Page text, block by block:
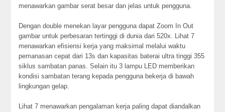
menawarkan gambar serat besar dan jelas untuk pengguna.
Dengan double menekan layar pengguna dapat Zoom In Out
gambar untuk perbesaran tertinggi di dunia dari 520x. Lihat 7
menawarkan efisiensi kerja yang maksimal melalui waktu
pemanasan cepat dari 13s dan kapasitas baterai ultra tinggi 355
siklus sambatan panas. Selain itu 3 lampu LED memberikan
kondisi sambatan terang kepada pengguna bekerja di bawah
lingkungan gelap.
Lihat 7 menawarkan pengalaman kerja paling dapat diandalkan